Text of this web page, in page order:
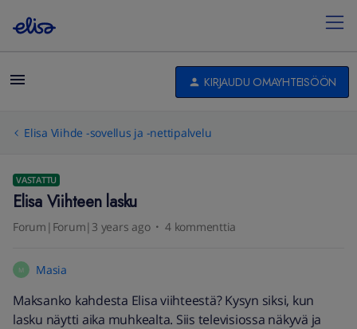
KIRJAUDU OMAYHTEISÖÖN
Elisa Viihde -sovellus ja -nettipalvelu
VASTATTU
Elisa Viihteen lasku
Forum|Forum|3 years ago 4 kommenttia
M Masia
Maksanko kahdesta Elisa viihteestä? Kysyn siksi, kun
lasku näytti aika muhkealta. Siis televisiossa näkyvä ja